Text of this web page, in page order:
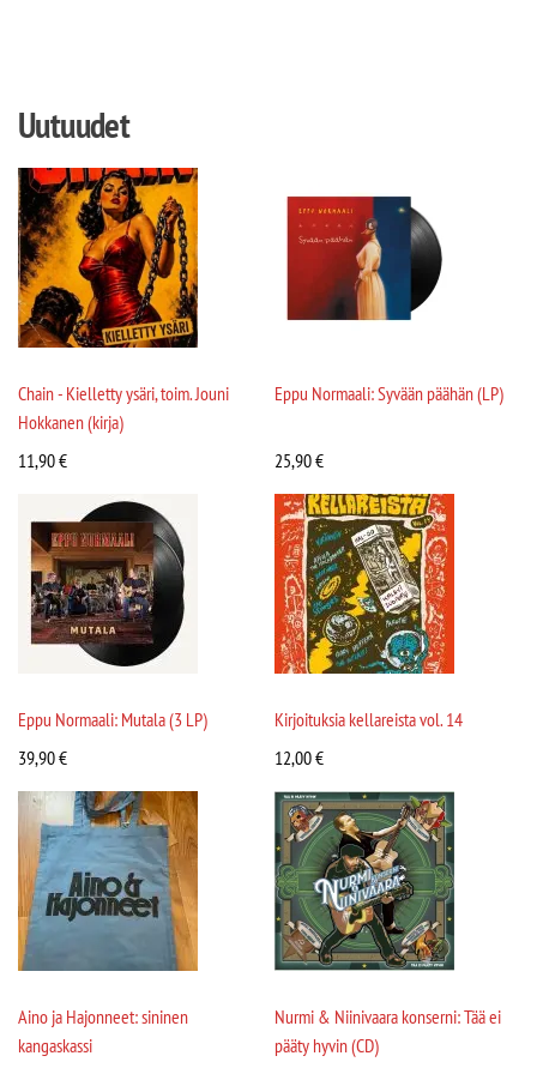
Uutuudet
Chain - Kielletty ysäri, toim. Jouni
Hokkanen (kirja)
11,90€
Eppu Normaali: Syvään päähän (LP)
25,90€
Eppu Normaali: Mutala (3 LP)
39,90€
Kirjoituksia kellareista vol. 14
12,00€
Aino ja Hajonneet: sininen
kangaskassi
Nurmi & Niinivaara konserni: Tää ei
pääty hyvin (CD)